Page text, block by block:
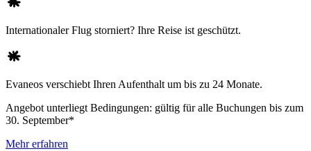
Internationaler Flug storniert? Ihre Reise ist geschützt.
Evaneos verschiebt Ihren Aufenthalt um bis zu 24 Monate.
Angebot unterliegt Bedingungen: gültig für alle Buchungen bis zum
30. September*
Mehr erfahren